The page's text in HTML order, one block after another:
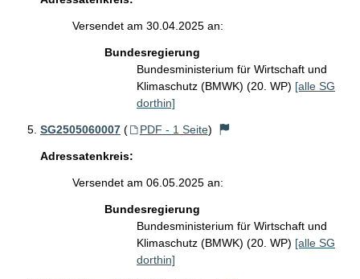
Versendet am 30.04.2025 an:
Bundesregierung
Bundesministerium für Wirtschaft und
Klimaschutz (BMWK) (20. WP) [alle SG
dorthin]
SG2505060007 ( PDF - 1 Seite)
Adressatenkreis:
Versendet am 06.05.2025 an:
Bundesregierung
Bundesministerium für Wirtschaft und
Klimaschutz (BMWK) (20. WP) [alle SG
dorthin]